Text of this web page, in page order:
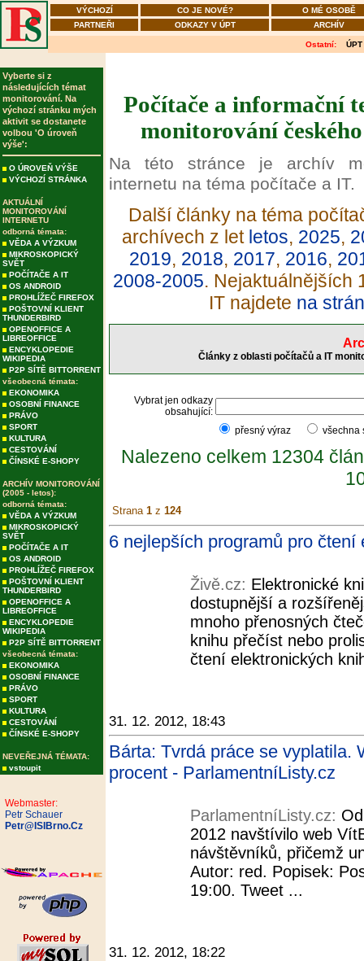
VÝCHOZÍ CO JE NOVÉ?
O MÉ OSOBĚ
PARTNEŘI
ODKAZY V ÚPT ARCHÍV
Ostatní: ÚPT
Vyberte si z
následujících témat
monitorování. Na
výchozí stránku mých
aktivit se dostanete
volbou 'O úroveň
výše':
O ÚROVEŇ VÝŠE
VÝCHOZÍ STRÁNKA
AKTUÁLNÍ
MONITOROVÁNÍ
INTERNETU
odborná témata:
VĚDA A VÝZKUM
MIKROSKOPICKÝ
SVĚT
POČÍTAČE A IT
OS ANDROID
PROHLÍŽEČ FIREFOX
POŠTOVNÍ KLIENT
THUNDERBIRD
OPENOFFICE A
LIBREOFFICE
ENCYKLOPEDIE
WIKIPEDIA
P2P SÍTĚ BITTORRENT
všeobecná témata:
EKONOMIKA
OSOBNÍ FINANCE
PRÁVO
SPORT
KULTURA
CESTOVÁNÍ
ČÍNSKÉ E-SHOPY
ARCHÍV MONITOROVÁNÍ
(2005 - letos):
odborná témata:
VĚDA A VÝZKUM
MIKROSKOPICKÝ
SVĚT
POČÍTAČE A IT
OS ANDROID
PROHLÍŽEČ FIREFOX
POŠTOVNÍ KLIENT
THUNDERBIRD
OPENOFFICE A
LIBREOFFICE
ENCYKLOPEDIE
WIKIPEDIA
P2P SÍTĚ BITTORRENT
všeobecná témata:
EKONOMIKA
OSOBNÍ FINANCE
PRÁVO
SPORT
KULTURA
CESTOVÁNÍ
ČÍNSKÉ E-SHOPY
NEVEŘEJNÁ TÉMATA:
vstoupit
Webmaster:
Petr Schauer
Petr@ISIBrno.Cz
Počítače a informační
monitorování
Na této stránce je archív
internetu na téma počítače a IT.
Další články na téma
archívech z let letos, 2025,
2019, 2018, 2017, 2016,
2008-2005. Nejaktuálnějších
IT najdete na
Články z oblasti počítačů a IT
Vybrat jen odkazy
obsahující:
přesný výraz
Nalezeno celkem 12304
Strana 1 z 124
6 nejlepších programů pro
Živě.cz: Elektronické
dostupnější a
mnoho přenosných
knihu přečíst nebo
čtení elektronických
31. 12. 2012, 18:43
Bárta: Tvrdá práce se vyplatila.
procent - ParlamentníListy.cz
ParlamentníListy.cz:
2012 navštívilo web
návštěvníků, přičemž
Autor: red. Popisek:
19:00. Tweet ...
31. 12. 2012, 18:22